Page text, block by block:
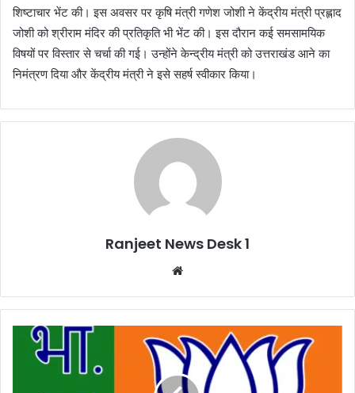
शिष्टाचार भेंट की। इस अवसर पर कृषि मंत्री गणेश जोशी ने केंद्रीय मंत्री प्रह्लाद
जोशी को श्रीराम मंदिर की प्रतिकृति भी भेंट की। इस दौरान कई समसामयिक
विषयों पर विस्तार से चर्चा की गई। उन्होंने केन्द्रीय मंत्री को उत्तराखंड आने का
निमंत्रण दिया और केंद्रीय मंत्री ने इसे सहर्ष स्वीकार किया।
Ranjeet News Desk 1
te